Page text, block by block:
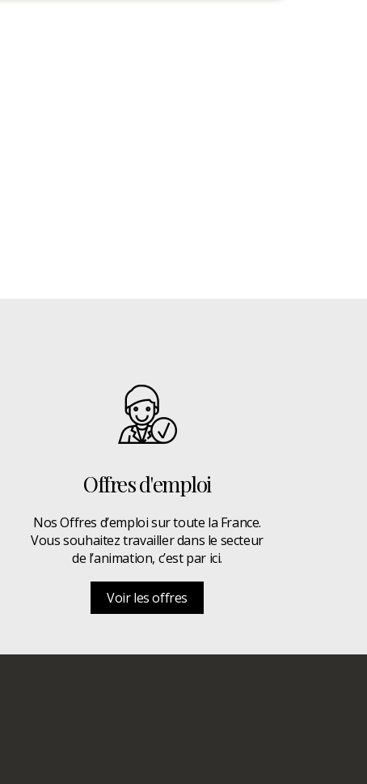
Offres d'emploi
Nos Offres d’emploi sur toute la France.
Vous souhaitez travailler dans le secteur
de l’animation, c’est par ici.
Voir les offres